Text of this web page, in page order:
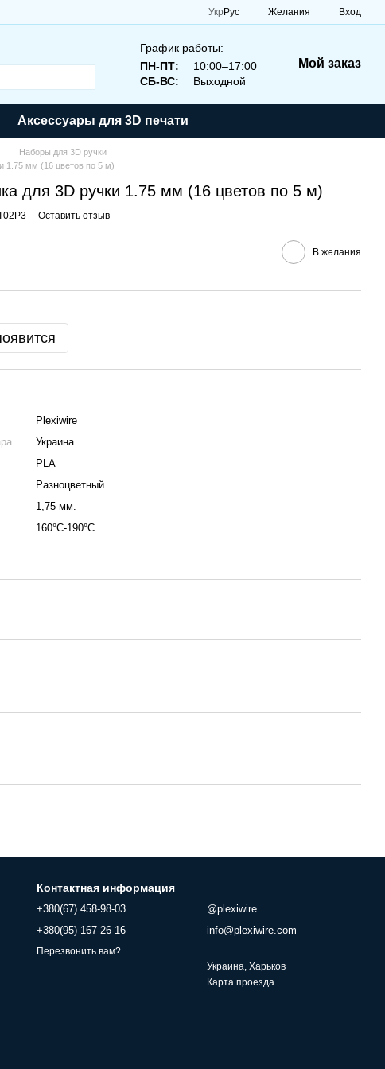
Укр Рус Желания Вход
График работы:
ПН-ПТ:
10:00–17:00
СБ-ВС:
Выходной
Мой заказ
Аксессуары для 3D печати
Наборы для 3D ручки
1.75 мм (16 цветов по 5 м)
для 3D ручки 1.75 мм (16 цветов по 5 м)
Оставить отзыв
В желания
Plexiwire
Украина
PLA
Разноцветный
1,75 мм.
160°С-190°С
Контактная информация
+380(67) 458-98-03
+380(95) 167-26-16
Перезвонить вам?
@plexiwire
info@plexiwire.com
Украина, Харьков
Карта проезда